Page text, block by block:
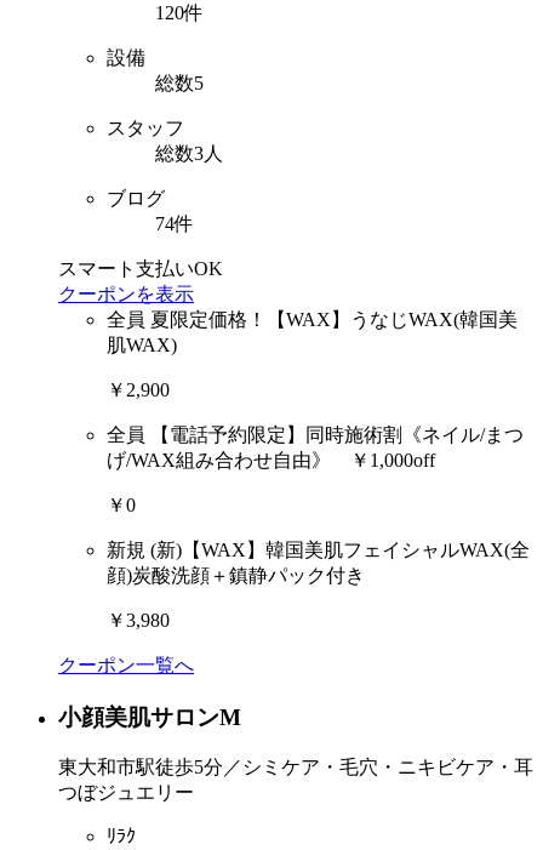
120件
設備
総数5
スタッフ
総数3人
ブログ
74件
スマート支払いOK
クーポンを表示
全員 夏限定価格！【WAX】うなじWAX(韓国美
肌WAX)
￥2,900
全員
【電話予約限定】同時施術割《ネイル/まつ
げ/WAX組み合わせ自由》 ￥1,000off
￥0
新規 (新)【WAX】韓国美肌フェイシャルWAX(全
顔)炭酸洗顔＋鎮静パック付き
￥3,980
クーポン一覧へ
小顔美肌サロンM
東大和市駅徒歩5分／シミケア・毛穴・ニキビケア・耳
つぼジュエリー
ﾘﾗｸ